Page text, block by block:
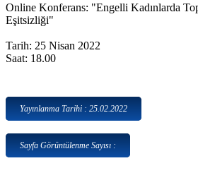
Online Konferans: "Engelli Kadınlarda
Eşitsizliği"
Tarih: 25 Nisan 2022
Saat: 18.00
Yayınlanma Tarihi : 25.02.2022
Sayfa Görüntülenme Sayısı :